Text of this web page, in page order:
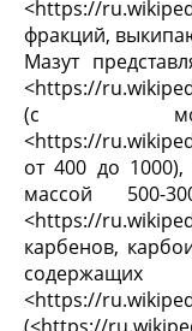
<https://
фракций,
Мазут
<https://
(с
<https://
от 400 до
массой 500-
<https://
карбенов,
<https://